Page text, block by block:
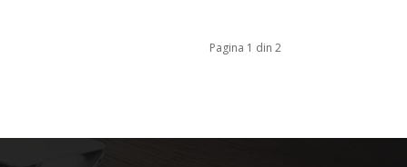
Pagina 1 din 2